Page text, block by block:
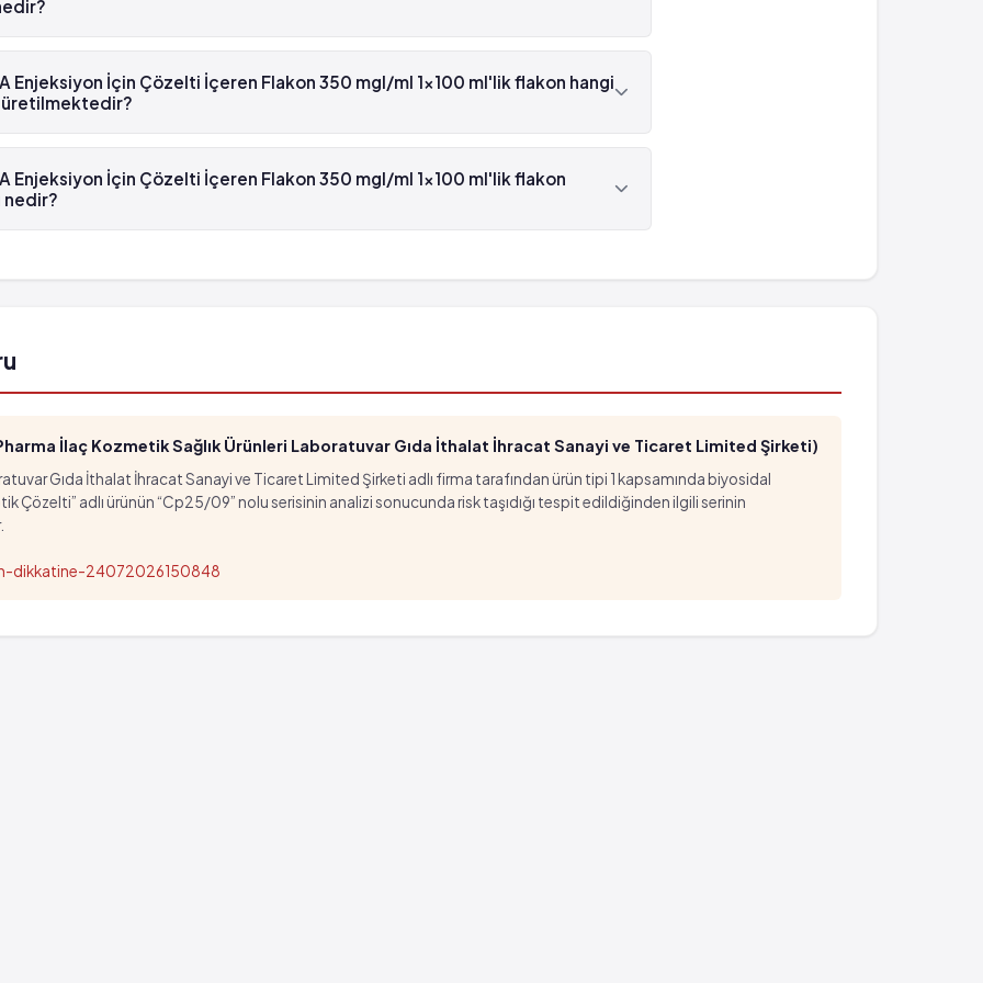
İçin Çözelti İçeren Flakon 350 mgI/ml 1x100 ml'lik flakon'in etken maddesi
İçin Çözelti İçeren Flakon 350 mgI/ml 1x100 ml'lik flakon hangi
üretilmektedir?
İçin Çözelti İçeren Flakon 350 mgI/ml 1x100 ml'lik flakon , Opakim
İçin Çözelti İçeren Flakon 350 mgI/ml 1x100 ml'lik flakon
nedir?
İlaç Kozmetik Sağlık Ürünleri Laboratuvar Gıda İthalat İhracat Sanayi ve Ticaret Limited Şirketi)
Gıda İthalat İhracat Sanayi ve Ticaret Limited Şirketi adlı firma tarafından ürün tipi 1 kapsamında biyosidal
Çözelti” adlı ürünün “Cp25/09” nolu serisinin analizi sonucunda risk taşıdığı tespit edildiğinden ilgili serinin
dikkatine-24072026150848